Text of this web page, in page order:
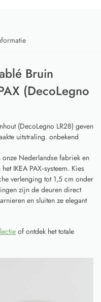
Bruin
(DecoLegno
(DecoLegno LR28) geven
uitstraling. onbekend
Nederlandse fabriek en
IKEA PAX‑systeem. Kies
verlenging tot 1,5 cm onder
zijn de deuren direct
en sluiten ze elegant
of ontdek het totale